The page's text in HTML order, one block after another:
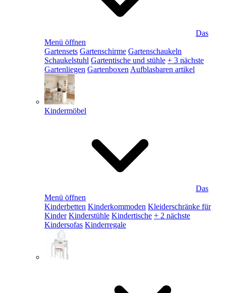
Das
Menü öffnen
Gartensets Gartenschirme Gartenschaukeln
Schaukelstuhl Gartentische und stühle + 3 nächste
Gartenliegen Gartenboxen Aufblasbaren artikel
Kindermöbel
Das
Menü öffnen
Kinderbetten Kinderkommoden Kleiderschränke für
Kinder Kinderstühle Kindertische + 2 nächste
Kindersofas Kinderregale